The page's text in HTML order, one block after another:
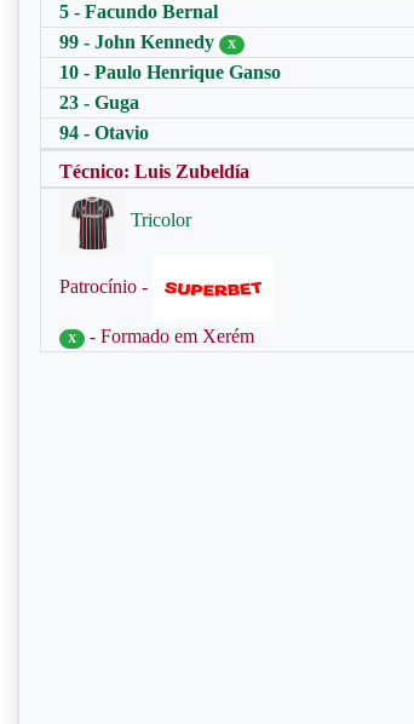
5 - Facundo Bernal
99 - John Kennedy
X
10 - Paulo Henrique Ganso
23 - Guga
94 - Otavio
Técnico: Luis Zubeldía
Tricolor
Patrocínio -
X - Formado em Xerém